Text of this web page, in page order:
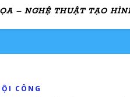
– NGHỆ THUẬT TẠO
CÔNG